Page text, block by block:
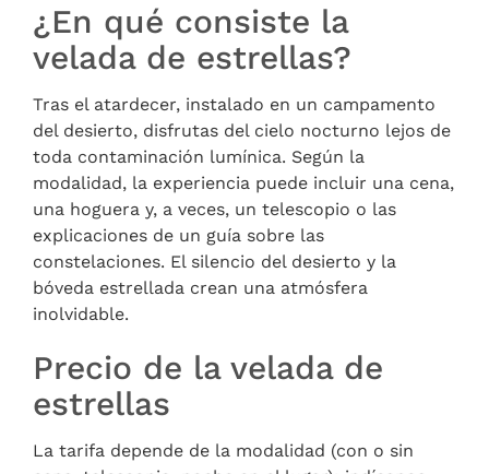
¿En qué consiste la
velada de estrellas?
Tras el atardecer, instalado en un campamento
del desierto, disfrutas del cielo nocturno lejos de
toda contaminación lumínica. Según la
modalidad, la experiencia puede incluir una cena,
una hoguera y, a veces, un telescopio o las
explicaciones de un guía sobre las
constelaciones. El silencio del desierto y la
bóveda estrellada crean una atmósfera
inolvidable.
Precio de la velada de
estrellas
La tarifa depende de la modalidad (con o sin